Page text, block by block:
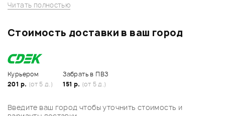
Читать полностью
Стоимость доставки в ваш город
Курьером
201 р. (от 5 д.)
Забрать в ПВЗ
151 р. (от 5 д.)
Введите ваш город чтобы уточнить стоимость и